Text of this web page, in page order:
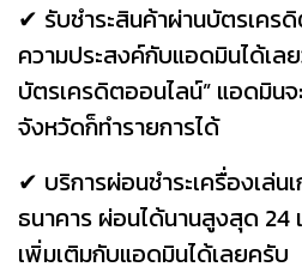
✔ รับชำระสินค้าผ่านบัตรเคร
ความประสงค์กับแอดมินได้เล
บัตรเครดิตออนไลน์” แอดมิน
จังหวัดก็ทำรายการได้
✔ บริการผ่อนชำระเครื่องเล่น
ธนาคาร ผ่อนได้นานสูงสุด
เพิ่มเติมกับแอดมินได้เลยครับ